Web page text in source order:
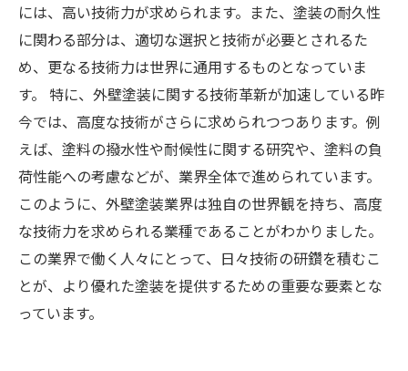
には、高い技術力が求められます。また、塗装の耐久性
に関わる部分は、適切な選択と技術が必要とされるた
め、更なる技術力は世界に通用するものとなっていま
す。 特に、外壁塗装に関する技術革新が加速している昨
今では、高度な技術がさらに求められつつあります。例
えば、塗料の撥水性や耐候性に関する研究や、塗料の負
荷性能への考慮などが、業界全体で進められています。
このように、外壁塗装業界は独自の世界観を持ち、高度
な技術力を求められる業種であることがわかりました。
この業界で働く人々にとって、日々技術の研鑽を積むこ
とが、より優れた塗装を提供するための重要な要素とな
っています。